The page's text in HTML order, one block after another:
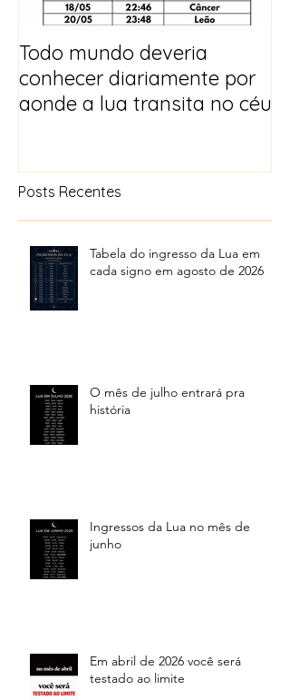
Todo mundo deveria
conhecer diariamente por
aonde a lua transita no céu
Posts Recentes
Tabela do ingresso da Lua em
cada signo em agosto de 2026
O mês de julho entrará pra
história
Ingressos da Lua no mês de
junho
Em abril de 2026 você será
testado ao limite